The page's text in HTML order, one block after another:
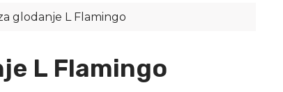
glodanje L Flamingo
L Flamingo